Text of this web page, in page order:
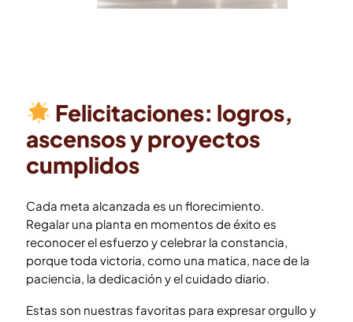
Felicitaciones: logros,
ascensos y proyectos
cumplidos
Cada meta alcanzada es un florecimiento.
Regalar una planta en momentos de éxito es
reconocer el esfuerzo y celebrar la constancia,
porque toda victoria, como una matica, nace de la
paciencia, la dedicación y el cuidado diario.
Estas son nuestras favoritas para expresar orgullo y